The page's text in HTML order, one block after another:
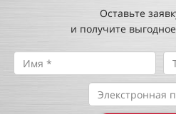
Оставьте
и получите